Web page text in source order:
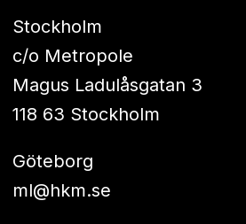
Stockholm
c/o Metropole
Magus Ladulåsgatan 3
118 63 Stockholm
Göteborg
ml@hkm.se